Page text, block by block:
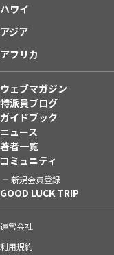
ハワイ
アジア
アフリカ
ウェブマガジン
特派員ブログ
ガイドブック
ニュース
著者一覧
コミュニティ
新規会員登録
GOOD LUCK TRIP
運営会社
利用規約